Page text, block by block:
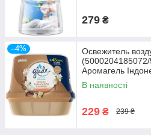
279 ₴
–4%
Освежитель
Аромагель
В наявності
229 ₴ 239 ₴